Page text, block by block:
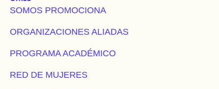
SOMOS PROMOCIONA
ORGANIZACIONES ALIADAS
PROGRAMA ACADÉMICO
RED DE MUJERES